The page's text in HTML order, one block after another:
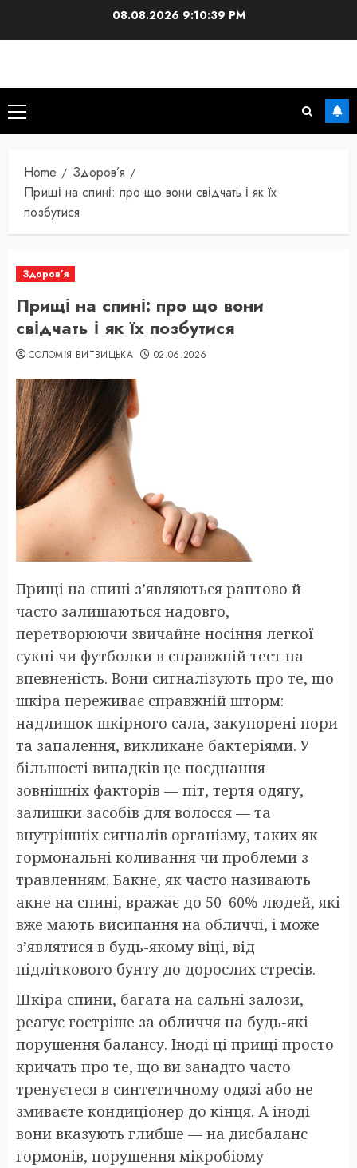
08.08.2026 9:10:40 PM
Primary
Menu
Home
Здоров’я
Прищі на спині: про що вони свідчать і як їх
позбутися
Здоров’я
Прищі на спині: про що вони
свідчать і як їх позбутися
СОЛОМІЯ ВИТВИЦЬКА 02.06.2026
Прищі на спині з’являються раптово й
часто залишаються надовго,
перетворюючи звичайне носіння легкої
сукні чи футболки в справжній тест на
впевненість. Вони сигналізують про те, що
шкіра переживає справжній шторм:
надлишок шкірного сала, закупорені пори
та запалення, викликане бактеріями. У
більшості випадків це поєднання
зовнішніх факторів — піт, тертя одягу,
залишки засобів для волосся — та
внутрішніх сигналів організму, таких як
гормональні коливання чи проблеми з
травленням. Бакне, як часто називають
акне на спині, вражає до 50–60% людей, які
вже мають висипання на обличчі, і може
з’являтися в будь-якому віці, від
підліткового бунту до дорослих стресів.
Шкіра спини, багата на сальні залози,
реагує гостріше за обличчя на будь-які
порушення балансу. Іноді ці прищі просто
кричать про те, що ви занадто часто
тренуєтеся в синтетичному одязі або не
змиваєте кондиціонер до кінця. А іноді
вони вказують глибше — на дисбаланс
гормонів, порушення мікробіому